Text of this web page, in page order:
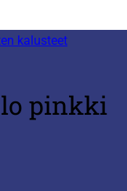
kalusteet
pinkki